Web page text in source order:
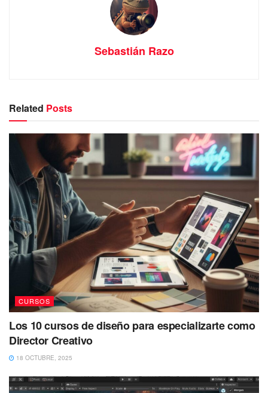
Sebastián Razo
Related Posts
CURSOS
Los 10 cursos de diseño para especializarte como
Director Creativo
18 OCTUBRE, 2025